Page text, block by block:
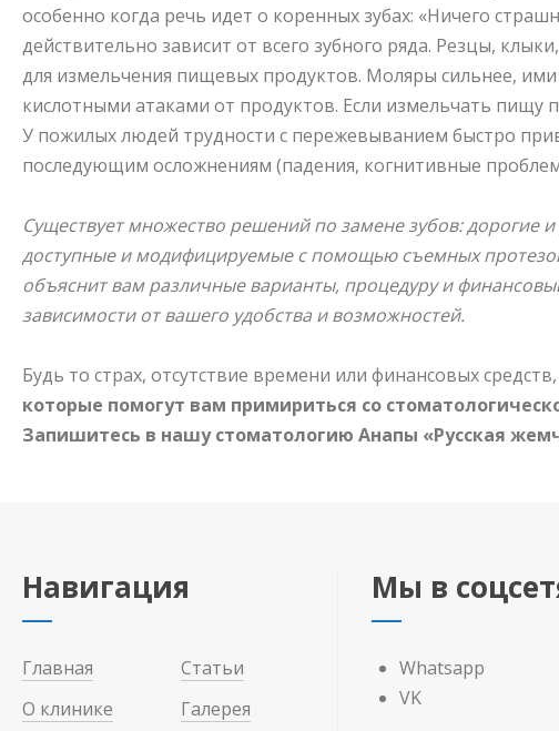
особенно когда речь идет о коренных зубах: «Ничего
действительно зависит от всего зубного ряда. Резцы,
для измельчения пищевых продуктов. Моляры сильнее,
кислотными атаками от продуктов. Если измельчать пищу
У пожилых людей трудности с пережевыванием быстро
последующим осложнениям (падения, когнитивные
Существует множество решений по замене зубов: дорогие
доступные и модифицируемые с помощью съемных
объяснит вам различные варианты, процедуру и
зависимости от вашего удобства и возможностей.
Будь то страх, отсутствие времени или финансовых средств,
которые помогут вам примириться со
Запишитесь в нашу стоматологию Анапы «Русская
Навигация
Главная
О клинике
Статьи
Галерея
Мы в
Whatsapp
VK